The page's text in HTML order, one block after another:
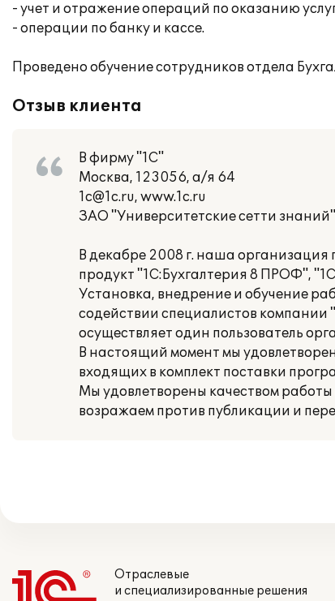
- учет и отражение операций по оказанию
- операции по банку и кассе.
Проведено обучение сотрудников отдела
Отзыв клиента
В фирму "1С"
Москва, 123056, а/я 64
1c@1c.ru, www.1c.ru
ЗАО "Университетские сетти знаний"
В декабре 2008 г. наша
продукт "1С:Бухгалтерия 8 ПРОФ",
Установка, внедрение и обучение
содействии специалистов
осуществляет один пользователь
В настоящий момент мы
входящих в комплект поставки
Мы удовлетворены качеством
возражаем против публикации и
Отраслевые
и специализированные решения